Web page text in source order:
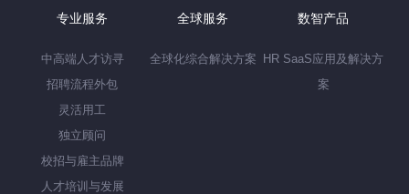
专业服务
中高端人才访寻
招聘流程外包
灵活用工
独立顾问
校招与雇主品牌
人才培训与发展
全球服务
全球化综合解决方案
数智产品
HR SaaS应用及解决方
案